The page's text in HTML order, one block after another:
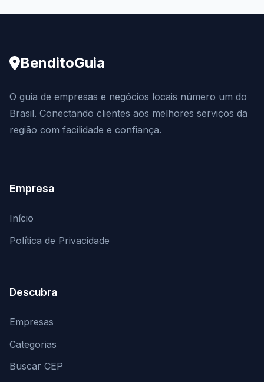
BenditoGuia
O guia de empresas e negócios locais número um do
Brasil. Conectando clientes aos melhores serviços da
região com facilidade e confiança.
Empresa
Início
Política de Privacidade
Descubra
Empresas
Categorias
Buscar CEP